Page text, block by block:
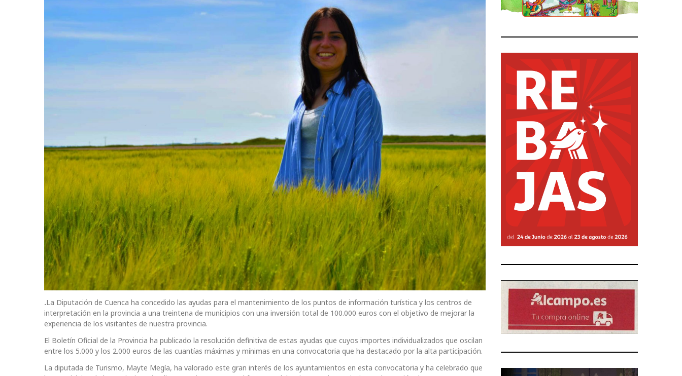
.La Diputación de Cuenca ha concedido las ayudas para el mantenimiento de los puntos de información turística y los centros de
interpretación en la provincia a una treintena de municipios con una inversión total de 100.000 euros con el objetivo de mejorar la
experiencia de los visitantes de nuestra provincia.
El Boletín Oficial de la Provincia ha publicado la resolución definitiva de estas ayudas que cuyos importes individualizados que oscilan
entre los 5.000 y los 2.000 euros de las cuantías máximas y mínimas en una convocatoria que ha destacado por la alta participación.
La diputada de Turismo, Mayte Megía, ha valorado este gran interés de los ayuntamientos en esta convocatoria y ha celebrado que